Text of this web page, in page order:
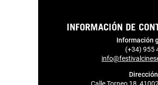
INFORMACIÓN DE
Información
(+34) 955